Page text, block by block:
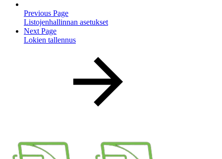
Previous Page
Listojenhallinnan asetukset
Next Page
Lokien tallennus